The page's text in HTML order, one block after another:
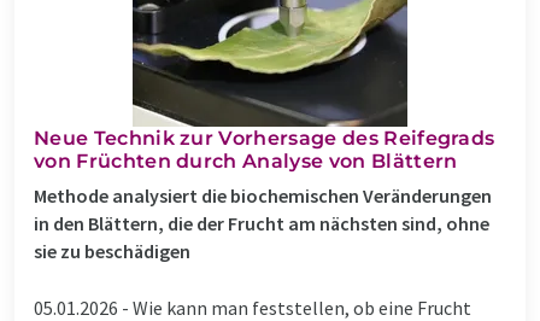
Neue Technik zur Vorhersage des Reifegrads
von Früchten durch Analyse von Blättern
Methode analysiert die biochemischen Veränderungen
in den Blättern, die der Frucht am nächsten sind, ohne
sie zu beschädigen
05.01.2026 - Wie kann man feststellen, ob eine Frucht